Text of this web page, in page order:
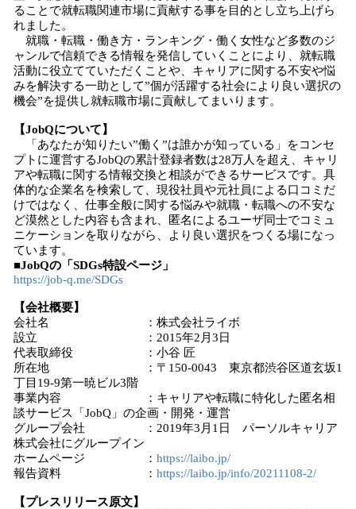
ることで就転職関連市場に貢献する事を目的とし立ち上げら
れました。
就職・転職・働き方・ランキング・働く女性など多数のジ
ャンルで信頼できる情報を発信していくことにより、就転職
活動に役立てていただくことや、キャリアに関する不安や悩
みを解決する一助として”個が活躍する社会により良い選択の
機会”を提供し就転職市場に貢献してまいります。
【JobQについて】
「あなたが知りたい”働く”は誰かが知っている」をコンセ
プトに運営するJobQの累計登録者数は28万人を超え、キャリ
アや転職に関する情報交換と相談ができるサービスです。具
体的な企業名を検索して、現役社員や元社員による口コミだ
けではなく、仕事全般に関する悩みや就職・転職への不安な
ど漠然とした内容も含まれ、匿名によるユーザ同士でコミュ
ニケーションを取りながら、より良い選択をつくる場になっ
ています。
■JobQの「SDGs特設ページ」
https://job-q.me/SDGs
【会社概要】
会社名 ：株式会社ライボ
設立 ：2015年2月3日
代表取締役 ：小谷 匠
所在地 ：〒150-0043 東京都渋谷区道玄坂1
丁目19-9第一暁ビル3階
事業内容 ：キャリアや転職に特化した匿名相
談サービス「JobQ」の企画・開発・運営
グループ会社 ：2019年3月1日 パーソルキャリア
株式会社にグループイン
ホームページ ： https://laibo.jp/
報告資料 ： https://laibo.jp/info/20211108-2/
【プレスリリース原文】